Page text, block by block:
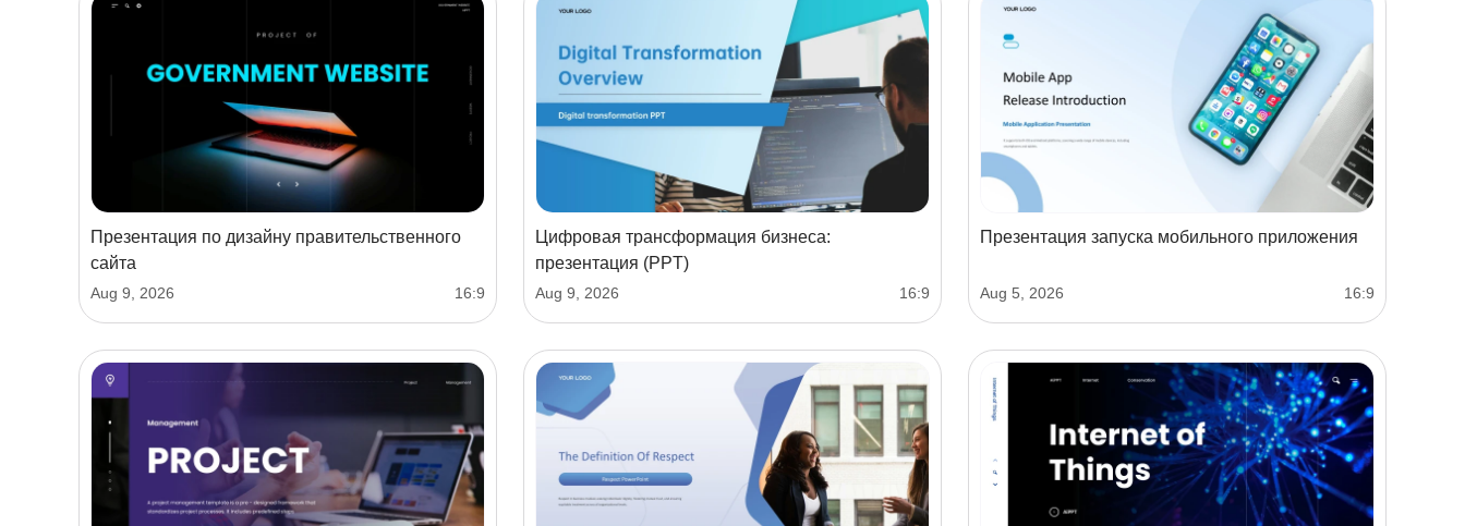
Презентация по дизайну правительственного
сайта
Aug 9, 2026 16:9
Цифровая трансформация бизнеса:
презентация (PPT)
Aug 9, 2026 16:9
Презентация запуска мобильного приложения
Aug 5, 2026 16:9